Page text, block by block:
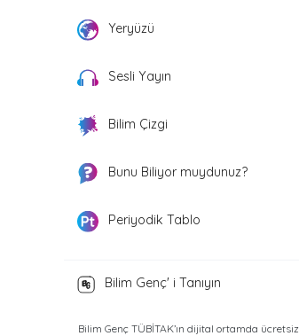
Yeryüzü
Sesli Yayın
Bilim Çizgi
Bunu Biliyor muydunuz?
Periyodik Tablo
Bilim Genç' i Tanıyın
Bilim Genç TÜBİTAK’ın dijital ortamda ücretsiz